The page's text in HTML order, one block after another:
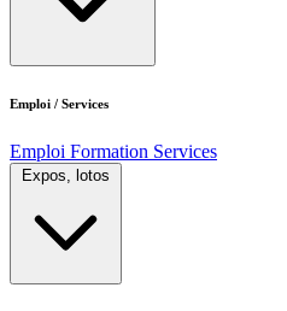
Emploi / Services
Emploi Formation Services
Expos, lotos